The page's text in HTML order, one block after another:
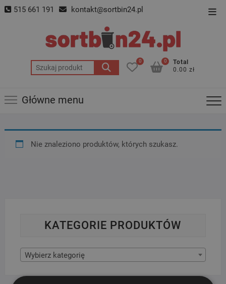
Skip 515 661 191 kontakt@sortbin24.pl
Szukaj:
0
Total
0.00 zł
0
Główne menu
Nie znaleziono produktów, których szukasz.
KATEGORIE PRODUKTÓW
Wybierz kategorię